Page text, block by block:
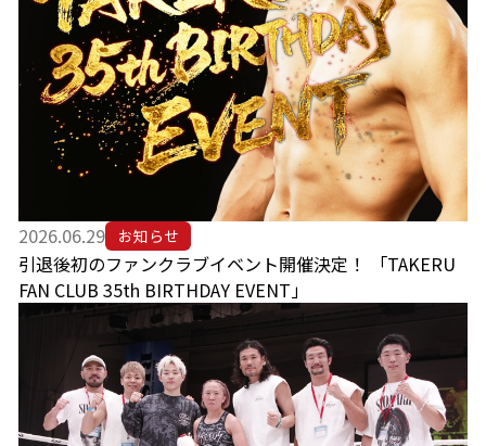
2026.06.29 お知らせ
引退後初のファンクラブイベント開催決定！ 「TAKERU
FAN CLUB 35th BIRTHDAY EVENT」